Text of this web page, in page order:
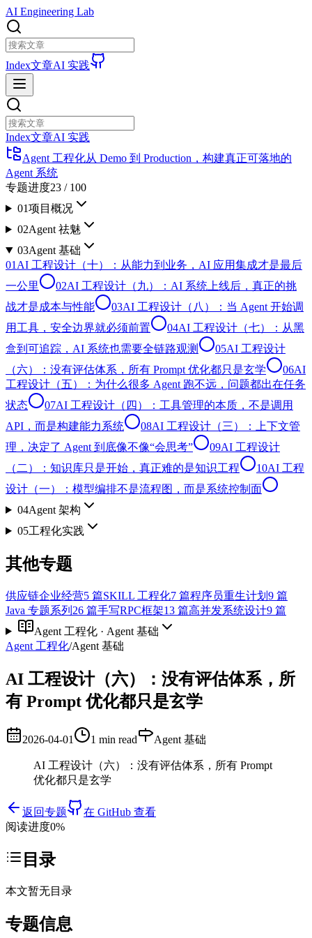
AI Engineering Lab
Index文章AI 实践
Index文章AI 实践
Agent 工程化从 Demo 到 Production，构建真正可落地的
Agent 系统
专题进度23 / 100
01项目概况
02Agent 祛魅
03Agent 基础
01 AI 工程设计（十）：从能力到业务，AI 应用集成才是最后
一公里
02AI 工程设计（九）：AI 系统上线后，真正的挑
战才是成本与性能
03AI 工程设计（八）：当 Agent 开始调
用工具，安全边界就必须前置
04AI 工程设计（七）：从黑
盒到可追踪，AI 系统也需要全链路观测
05AI 工程设计
（六）：没有评估体系，所有 Prompt 优化都只是玄学
06AI
工程设计（五）：为什么很多 Agent 跑不远，问题都出在任务
状态
07AI 工程设计（四）：工具管理的本质，不是调用
API，而是构建能力系统
08AI 工程设计（三）：上下文管
理，决定了 Agent 到底像不像“会思考”
09AI 工程设计
（二）：知识库只是开始，真正难的是知识工程
10AI 工程
设计（一）：模型编排不是流程图，而是系统控制面
04Agent 架构
05工程化实践
其他专题
供应链企业经营5 篇SKILL 工程化7 篇程序员重生计划 9 篇
Java 专题系列 26 篇手写RPC框架13 篇高并发系统设计9 篇
Agent 工程化· Agent 基础
Agent 工程化/Agent 基础
AI 工程设计（六）：没有评估体系，所
有 Prompt 优化都只是玄学
2026-04-01 1 min read Agent 基础
AI 工程设计（六）：没有评估体系，所有 Prompt
优化都只是玄学
返回专题
在 GitHub 查看
阅读进度0%
目录
本文暂无目录
专题信息